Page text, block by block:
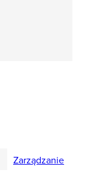
Zarządzanie